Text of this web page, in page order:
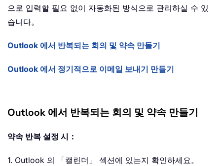
으로 입력할 필요 없이 자동화된 방식으로 관리하실 수 있
습니다。
Outlook 에서 반복되는 회의 및 약속 만들기
Outlook 에서 정기적으로 이메일 보내기 만들기
Outlook 에서 반복되는 회의 및 약속 만들기
약속 반복 설정 시：
1. Outlook 의 「캘린더」 섹션에 있는지 확인하세요。